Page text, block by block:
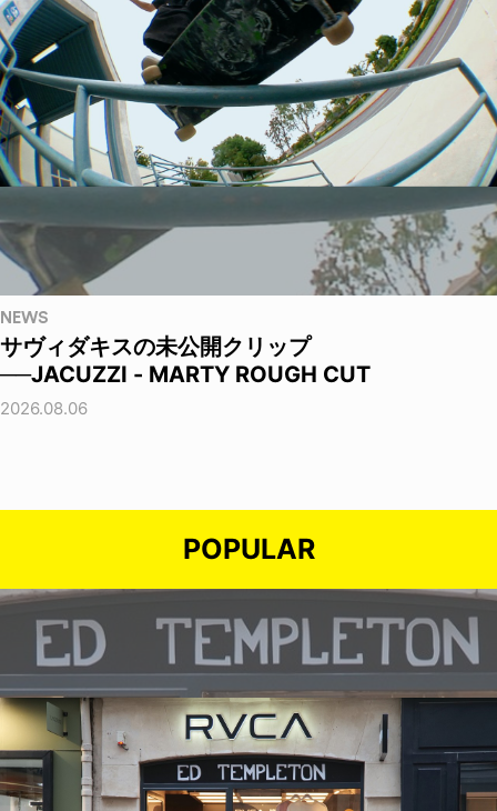
NEWS
サヴィダキスの未公開クリップ
──JACUZZI - MARTY ROUGH CUT
2026.08.06
POPULAR